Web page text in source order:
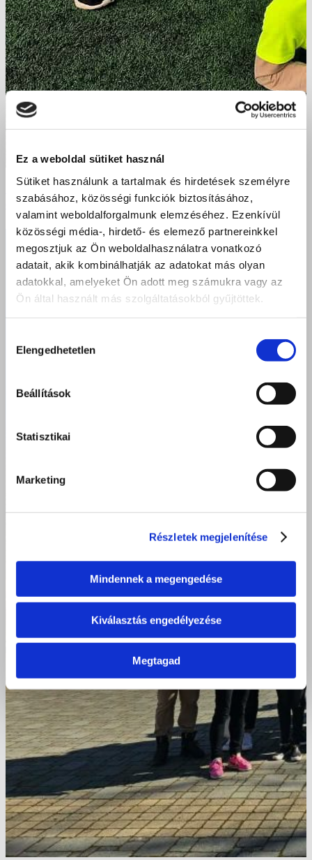
Ez a weboldal sütiket használ
Sütiket használunk a tartalmak és hirdetések személyre
szabásához, közösségi funkciók biztosításához,
valamint weboldalforgalmunk elemzéséhez. Ezenkívül
közösségi média-, hirdető- és elemező partnereinkkel
megosztjuk az Ön weboldalhasználatra vonatkozó
adatait, akik kombinálhatják az adatokat más olyan
adatokkal, amelyeket Ön adott meg számukra vagy az
Ön által használt más szolgáltatásokból gyűjtöttek.
kiválasztása
Elengedhetetlen
Beállítások
Statisztikai
Marketing
Részletek megjelenítése
Mindennek a megengedése
Kiválasztás engedélyezése
Megtagad
Bronzérem és példaértékű küzdelem – debreceni
diákok a FairPlay Focikupán